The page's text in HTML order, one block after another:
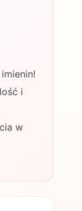
i
w